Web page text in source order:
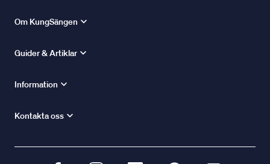
Om KungSängen
Guider & Artiklar
Information
Kontakta oss